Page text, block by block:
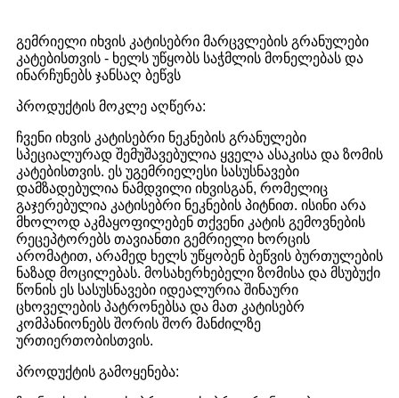
გემრიელი იხვის კატისებრი მარცვლების გრანულები
კატებისთვის - ხელს უწყობს საჭმლის მონელებას და
ინარჩუნებს ჯანსაღ ბეწვს
პროდუქტის მოკლე აღწერა:
ჩვენი იხვის კატისებრი ნეკნების გრანულები
სპეციალურად შემუშავებულია ყველა ასაკისა და ზომის
კატებისთვის. ეს უგემრიელესი სასუსნავები
დამზადებულია ნამდვილი იხვისგან, რომელიც
გაჯერებულია კატისებრი ნეკნების პიტნით. ისინი არა
მხოლოდ აკმაყოფილებენ თქვენი კატის გემოვნების
რეცეპტორებს თავიანთი გემრიელი ხორცის
არომატით, არამედ ხელს უწყობენ ბეწვის ბურთულების
ნაზად მოცილებას. მოსახერხებელი ზომისა და მსუბუქი
წონის ეს სასუსნავები იდეალურია შინაური
ცხოველების პატრონებსა და მათ კატისებრ
კომპანიონებს შორის შორ მანძილზე
ურთიერთობისთვის.
პროდუქტის გამოყენება: